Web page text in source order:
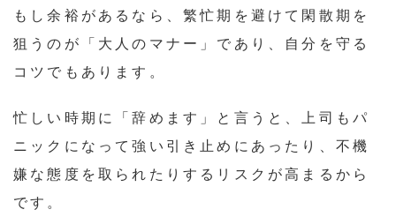
もし余裕があるなら、繁忙期を避けて閑散期を
狙うのが「大人のマナー」であり、自分を守る
コツでもあります。
忙しい時期に「辞めます」と言うと、上司もパ
ニックになって強い引き止めにあったり、不機
嫌な態度を取られたりするリスクが高まるから
です。